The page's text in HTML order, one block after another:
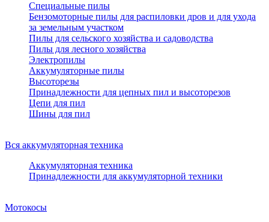
Специальные пилы
Бензомоторные пилы для распиловки дров и для ухода
за земельным участком
Пилы для сельского хозяйства и садоводства
Пилы для лесного хозяйства
Электропилы
Аккумуляторные пилы
Высоторезы
Принадлежности для цепных пил и высоторезов
Цепи для пил
Шины для пил
Вся аккумуляторная техника
Аккумуляторная техника
Принадлежности для аккумуляторной техники
Мотокосы